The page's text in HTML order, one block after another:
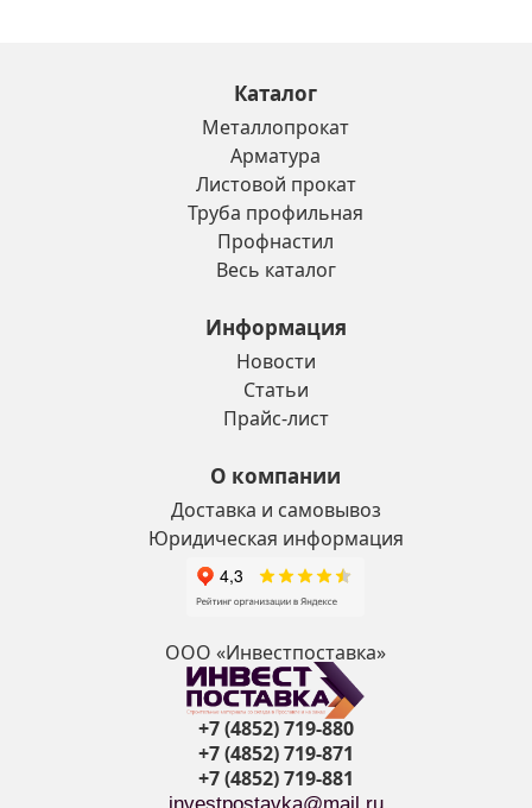
Каталог
Металлопрокат
Арматура
Листовой прокат
Труба профильная
Профнастил
Весь каталог
Информация
Новости
Статьи
Прайс-лист
О компании
Доставка и самовывоз
Юридическая информация
ООО «Инвестпоставка»
+7 (4852) 719-880
+7 (4852) 719-871
+7 (4852) 719-881
investpostavka@mail.ru